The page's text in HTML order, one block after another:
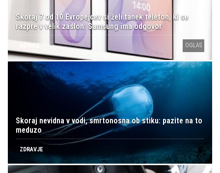
Skoraj 7 od 10 Evropejcev si želi tanek telefon, ki se
razpre v velik zaslon: Samsung ima odgovor
NOVICE OGLAS
Skoraj nevidna v vodi, smrtonosna ob stiku: pazite na to
meduzo
ZDRAVJE